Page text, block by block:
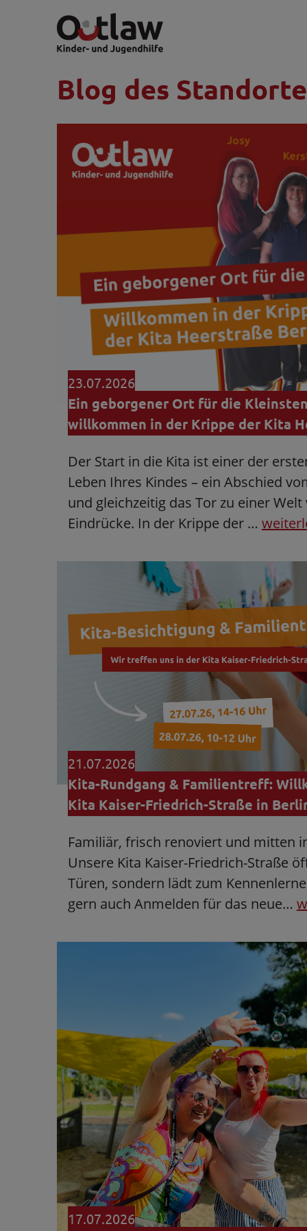
Blog des
23.07.2026
Ein geborgener Ort für die
willkommen in der Krippe der Kita
Der Start in die Kita ist einer der
Leben Ihres Kindes – ein Abschied
und gleichzeitig das Tor zu einer
Eindrücke. In der Krippe der …
21.07.2026
Kita-Rundgang & Familientreff:
Kita Kaiser-Friedrich-Straße in
Familiär, frisch renoviert und mitten
Unsere Kita Kaiser-Friedrich-Straße
Türen, sondern lädt zum
gern auch Anmelden für das neue…
17.07.2026